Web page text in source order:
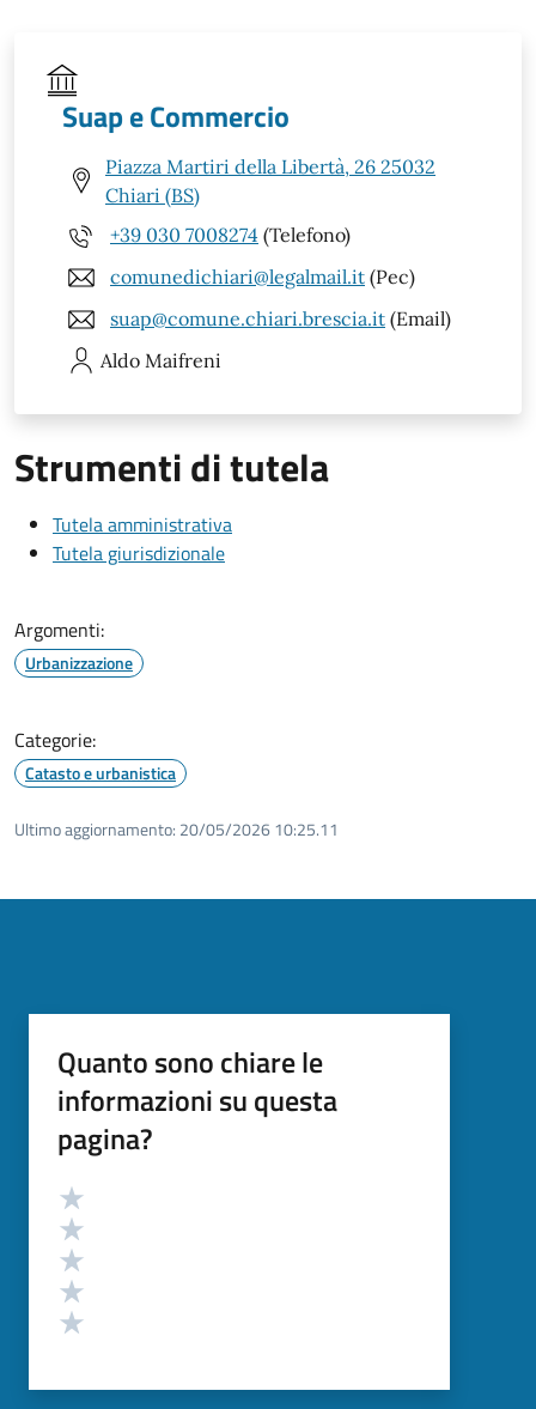
Suap e Commercio
Piazza Martiri della Libertà, 26 25032
Chiari (BS)
+39 030 7008274 (Telefono)
comunedichiari@legalmail.it (Pec)
suap@comune.chiari.brescia.it (Email)
Aldo Maifreni
Strumenti di tutela
Tutela amministrativa
Tutela giurisdizionale
Argomenti:
Urbanizzazione
Categorie:
Catasto e urbanistica
Ultimo aggiornamento: 20/05/2026 10:25.11
Quanto sono chiare le
informazioni su questa
pagina?
Valutazione